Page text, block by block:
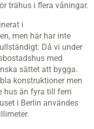
trähus i flera våningar.
i
men här har inte
Då vi under
med
sättet att bygga.
konstruktioner men
hus än fyra till fem
i Berlin användes